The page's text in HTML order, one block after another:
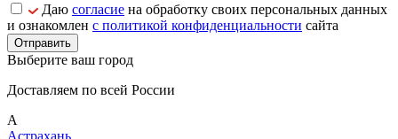
Даю согласие на обработку своих персональных данных
и ознакомлен с политикой конфиденциальности сайта
Отправить
Выберите ваш город
Доставляем по всей России
А
Астрахань